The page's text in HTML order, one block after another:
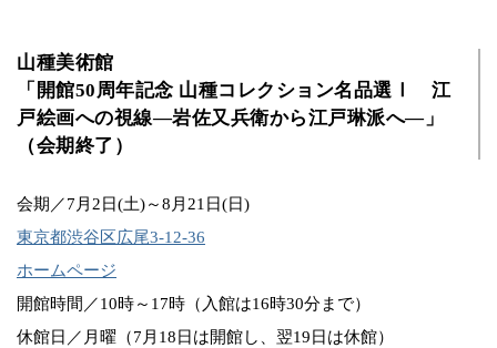
山種美術館
「開館50周年記念 山種コレクション名品選Ⅰ 江
戸絵画への視線―岩佐又兵衛から江戸琳派へ―」
（会期終了）
会期／7月2日(土)～8月21日(日)
東京都渋谷区広尾3-12-36
ホームページ
開館時間／10時～17時（入館は16時30分まで）
休館日／月曜（7月18日は開館し、翌19日は休館）